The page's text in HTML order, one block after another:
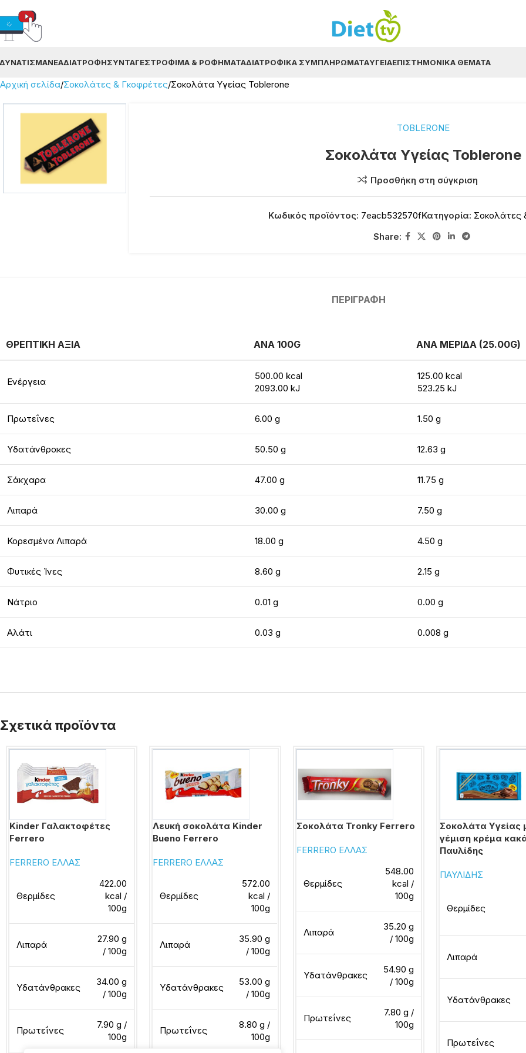
ΝΈΑΔΙΑΤΡΟΦΉΣΥΝΤΑΓΈΣΤΡΌΦΙΜΑ & ΡΟΦΉΜΑΤΑΔΙΑΤΡΟΦΙΚΆ ΣΥΜΠΛΗΡΏΜΑΤΑΥΓΕΊΑΕΠΙΣΤΗΜΟΝΙΚΆ ΘΈΜΑΤΑ
Αρχική σελίδα Σοκολάτες & Γκοφρέτες Σοκολάτα Υγείας Toblerone
TOBLERONE
Σοκολάτα Υγείας Toblerone
Προσθήκη στη σύγκριση
Κωδικός προϊόντος: 7eacb532570fΚατηγορία: Σοκολάτες
Share:
ΠΕΡΙΓΡΑΦΉ
ΘΡΕΠΤΙΚΗ ΑΞΙΑ ΑΝΑ 100G ΑΝΑ ΜΕΡΙΔΑ (25.00G)
Ενέργεια
500.00 kcal
2093.00 kJ
125.00 kcal
523.25 kJ
Πρωτεΐνες 6.00 g 1.50 g
Υδατάνθρακες 50.50 g 12.63 g
Σάκχαρα 47.00 g 11.75 g
Λιπαρά 30.00 g 7.50 g
Κορεσμένα Λιπαρά 18.00 g 4.50 g
Φυτικές Ίνες 8.60 g 2.15 g
Νάτριο 0.01 g 0.00 g
Αλάτι 0.03 g 0.008 g
Σχετικά προϊόντα
Kinder Γαλακτοφέτες
Ferrero
FERRERO ΕΛΛΑΣ
Θερμίδες
422.00
kcal /
100g
Λιπαρά
27.90 g
/ 100g
Υδατάνθρακες
34.00 g
/ 100g
Πρωτεΐνες
7.90 g /
100g
Λευκή σοκολάτα Kinder
Bueno Ferrero
FERRERO ΕΛΛΑΣ
Θερμίδες
572.00
kcal /
100g
Λιπαρά
35.90 g
/ 100g
Υδατάνθρακες
53.00 g
/ 100g
Πρωτεΐνες
8.80 g /
100g
Σοκολάτα Tronky Ferrero
FERRERO ΕΛΛΑΣ
Θερμίδες
548.00
kcal /
100g
Λιπαρά
35.20 g
/ 100g
Υδατάνθρακες
54.90 g
/ 100g
Πρωτεΐνες
7.80 g /
100g
Σοκολάτα Υγείας
γέμιση κρέμα
Παυλίδης
ΠΑΥΛΙΔΗΣ
Θερμίδες
Λιπαρά
Υδατάνθρακες
Πρωτεΐνες